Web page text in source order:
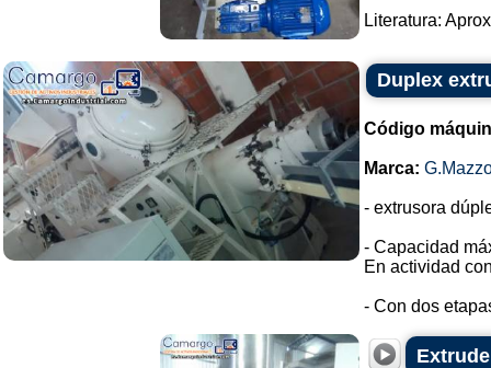
Literatura:
Duplex
Código
Marca:
- extrusora
- Capacidad
En actividad
- Con dos